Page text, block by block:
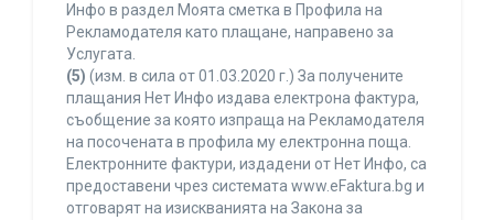
Инфо в раздел Моята сметка в Профила на
Рекламодателя като плащане, направено за
Услугата.
(5) (изм. в сила от 01.03.2020 г.) За получените
плащания Нет Инфо издава електрона фактура,
съобщение за която изпраща на Рекламодателя
на посочената в профила му електронна поща.
Електронните фактури, издадени от Нет Инфо, са
предоставени чрез системата www.eFaktura.bg и
отговарят на изискванията на Закона за